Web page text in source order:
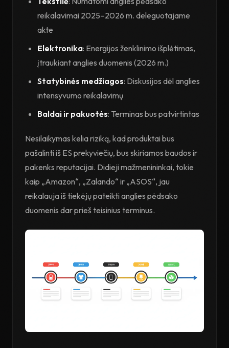
reikalavimai 2025–2026 m. deleguotajame
akte
Elektronika: Energijos ženklinimo išplėtimas,
įtraukiant anglies duomenis (2026 m.)
Statybinės medžiagos: Diskusijos dėl anglies
intensyvumo reikalavimų
Baldai ir pakuotės: Terminas bus patvirtintas
Nesilaikymas kelia riziką, kad produktai bus
pašalinti iš ES prekyviečių, bus skiriamos baudos ir
pakenks reputacijai. Didieji mažmenininkai, tokie
kaip „Amazon“, „Zalando“ ir „ASOS“, jau
reikalauja iš tiekėjų pateikti anglies pėdsako
duomenis dar prieš teisinius terminus.